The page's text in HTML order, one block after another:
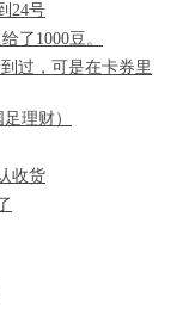
24号
了1000豆。
过，可是在卡券里
理财）
收货